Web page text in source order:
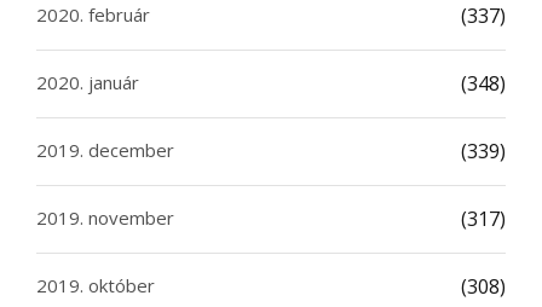
2020. február (337)
2020. január (348)
2019. december (339)
2019. november (317)
2019. október (308)